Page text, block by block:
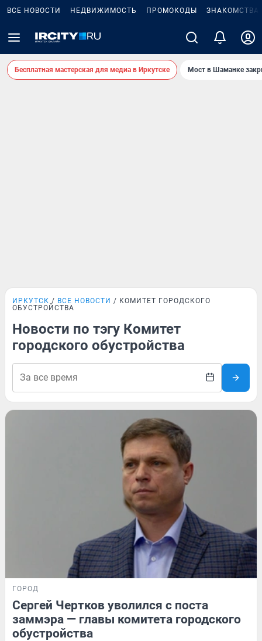
ВСЕ НОВОСТИ НЕДВИЖИМОСТЬ ПРОМОКОДЫ ЗНАКОМСТВА
Бесплатная мастерская для медиа в Иркутске Мост в Шаманке
ИРКУТСК ВСЕ НОВОСТИ
КОМИТЕТ ГОРОДСКОГО
ОБУСТРОЙСТВА
Новости по тэгу Комитет
городского обустройства
ГОРОД
Сергей Чертков уволился с поста
заммэра — главы комитета городского
обустройства